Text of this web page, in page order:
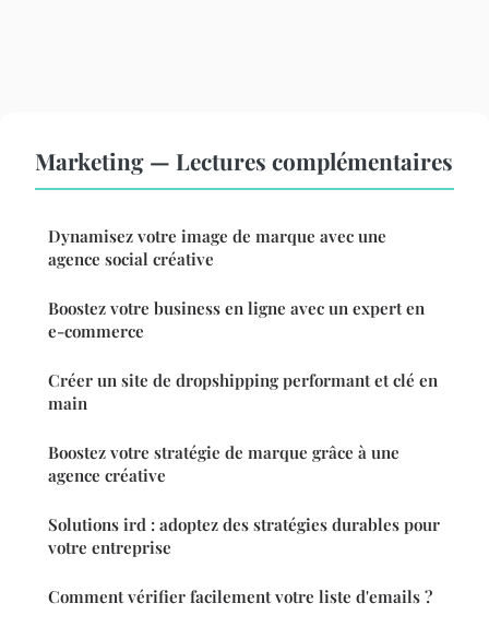
Marketing — Lectures complémentaires
Dynamisez votre image de marque avec une
agence social créative
Boostez votre business en ligne avec un expert en
e-commerce
Créer un site de dropshipping performant et clé en
main
Boostez votre stratégie de marque grâce à une
agence créative
Solutions ird : adoptez des stratégies durables pour
votre entreprise
Comment vérifier facilement votre liste d'emails ?